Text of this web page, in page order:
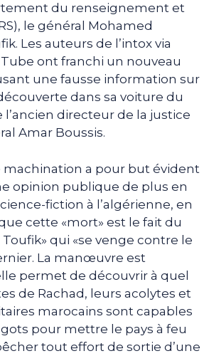
du renseignement et
le général Mohamed
Les auteurs de l’intox via
ont franchi un nouveau
une fausse information sur
dans sa voiture du
l’ancien directeur de la justice
Amar Boussis.
machination a pour but évident
opinion publique de plus en
fiction à l’algérienne, en
cette «mort» est le fait du
qui «se venge contre le
La manœuvre est
permet de découvrir à quel
de Rachad, leurs acolytes et
marocains sont capables
pour mettre le pays à feu
tout effort de sortie d’une